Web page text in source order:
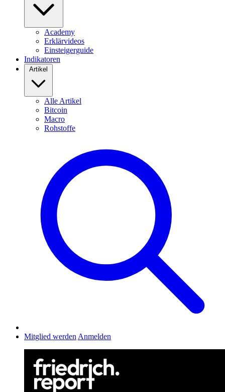
Academy
Erklärvideos
Einsteigerguide
Indikatoren
Artikel
Alle Artikel
Bitcoin
Macro
Rohstoffe
Mitglied werden Anmelden